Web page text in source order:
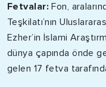
Fetvalar: Fon,
Teşkilatı’nın
Ezher’in İslami
dünya çapında önde
gelen 17 fetva